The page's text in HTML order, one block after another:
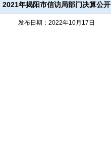
2021年揭阳市信访局部门决算公开
发布日期：2022年10月17日